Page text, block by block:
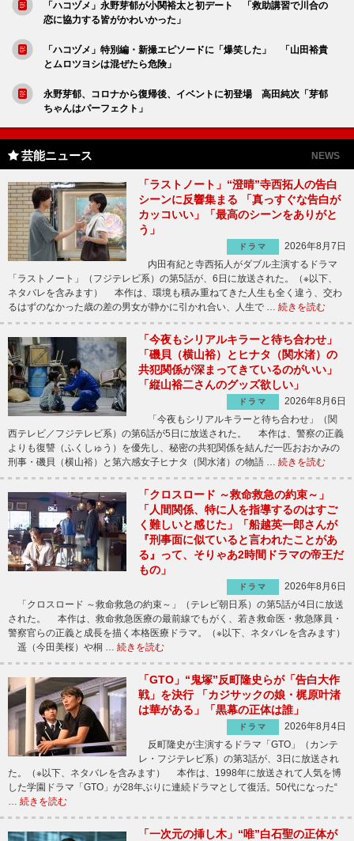
「ハコヅメ」永野芽郁が小関裕太と初デート 「救助講習で川合の
恋に協力する皆がかわいかった」
「ハコヅメ」特別編・新撮エピソードに「爆笑した」 「山田裕貴
とムロツヨシは混ぜたら危険」
永野芽郁、コロナから復帰後、イベントに初登場 高田純次「芽郁
ちゃんはパーフェクト」
芸能ニュース NEWS
「ラストノート」“澄晴”寺西拓人の告白
シーンに反響集まる 「真っすぐな告白が
カッコいい」「最高のシーンをありがと
う」
ドラマ
2026年8月7日
内田有紀と寺西拓人がダブル主演するドラマ
「ラストノート」（フジテレビ系）の第5話が、6日に放送された。（※以下、
ネタバレを含みます） 本作は、環境も積み重ねてきた人生も全く違う、交わ
るはずのなかった歳の差の男女が静かに引かれ合い、人生で … 続きを読む
「今夜もシリアルキラーと待ち合わせ」
「磯貝（横山裕）とヒナタ（関水渚）の
共犯関係が深まってきているのがいい」
「縦山裕二さんのグッズ欲しい」
ドラマ
2026年8月6日
「今夜もシリアルキラーと待ち合わせ」（関
西テレビ／フジテレビ系）の第6話が5日に放送された。 本作は、警察の正義
よりも復讐（ふくしゅう）を優先し、秘密の共犯関係を結んだ一匹おおかみの
刑事・磯貝（横山裕）と第六感女子ヒナタ（関水渚）の物語 … 続きを読む
「クロスロード ～救命救急の約束～」
「人間関係、特に人を指導するのはすご
く難しいと感じた」「船越英一郎さんが
『刑事面に似ていると言われたことがあ
る』って、そりゃあ2時間ドラマの帝王だ
もの」
ドラマ
2026年8月6日
「クロスロード ～救命救急の約束～」（テレビ朝日系）の第5話が4日に放送
された。 本作は、救命救急医療の最前線でもがく、若き救命医・救急隊員・
警察官らの正義と成長を描く本格医療ドラマ。（※以下、ネタバレを含みます）
遥（今田美桜）や桐 … 続きを読む
「GTO」“鬼塚”反町隆史らが「告白大作
戦」を決行 「カジサックの娘・梶原叶渚
は華がある」「黒幕の正体は誰」
ドラマ
2026年8月4日
反町隆史が主演するドラマ「GTO」（カンテ
レ・フジテレビ系）の第3話が、3日に放送され
た。（※以下、ネタバレを含みます） 本作は、1998年に放送されて人気を博
した学園ドラマ「GTO」が28年ぶりに連続ドラマとして復活。50代になった“
続きを読む
「一次元の挿し木」“唯”白石聖の正体が